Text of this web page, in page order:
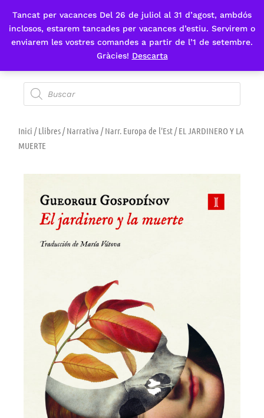
Tancat per vacances Del 26 de juliol al 31 d’agost, ambdós
inclosos, estarem tancades per vacances d’estiu. Servirem o
enviarem les vostres comandes a partir de l’1 de setembre.
Gràcies! Descarta
Fes-te'n sòcia
Inici /Llibres/Narrativa /Narr. Europa de l'Est/ EL JARDINERO Y LA
MUERTE